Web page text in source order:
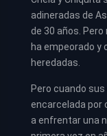
adineradas de
de 30 años.
ha empeorado y
heredadas.
Pero cuando
encarcelada por
a enfrentar una